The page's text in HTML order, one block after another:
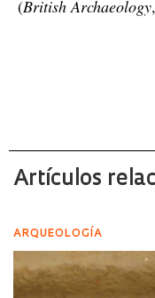
(British Archaeology